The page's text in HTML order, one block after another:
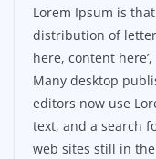
Lorem Ipsum is
distribution of
here, content
Many desktop
editors now use
text, and a search
web sites still in